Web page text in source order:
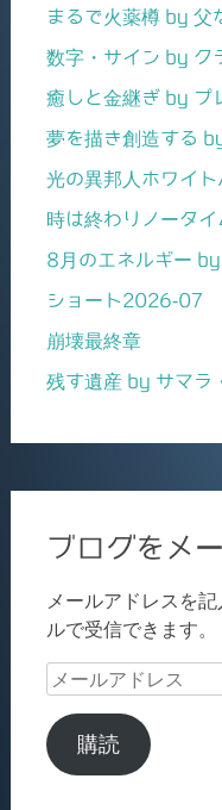
まるで火薬樽 by 父
数字・サイン by ク
癒しと金継ぎ by プ
夢を描き創造する
光の異邦人ホワイ
時は終わりノータ
8月のエネルギー
ショート2026-07
崩壊最終章
残す遺産 by サマラ
ブログをメ
メールアドレスを
ルで受信できます。
メ
ル
ア
購読